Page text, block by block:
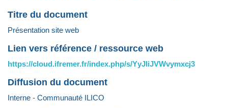
Titre du document
Présentation site web
Lien vers référence / ressource web
https://cloud.ifremer.fr/index.php/s/YyJliJVWvymxcj3
Diffusion du document
Interne - Communauté ILICO